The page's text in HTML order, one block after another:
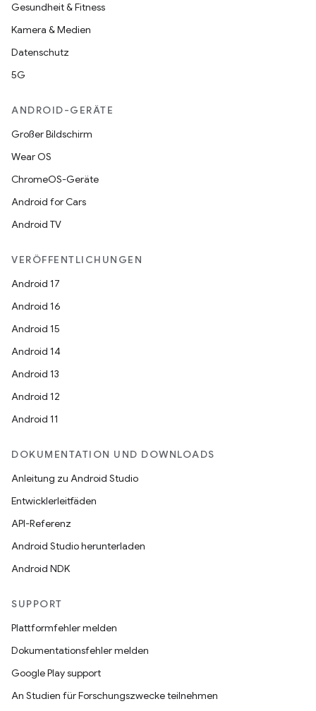
Gesundheit & Fitness
Kamera & Medien
Datenschutz
5G
ANDROID-GERÄTE
Großer Bildschirm
Wear OS
ChromeOS-Geräte
Android for Cars
Android TV
VERÖFFENTLICHUNGEN
Android 17
Android 16
Android 15
Android 14
Android 13
Android 12
Android 11
DOKUMENTATION UND DOWNLOADS
Anleitung zu Android Studio
Entwicklerleitfäden
API-Referenz
Android Studio herunterladen
Android NDK
SUPPORT
Plattformfehler melden
Dokumentationsfehler melden
Google Play support
An Studien für Forschungszwecke teilnehmen